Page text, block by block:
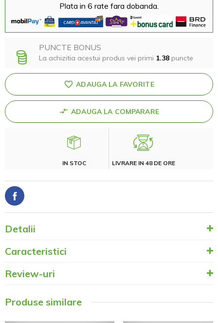
Plata in 6 rate fara dobanda.
PUNCTE BONUS
La achizitia acestui produs vei primi 1.38 puncte
ADAUGA LA FAVORITE
ADAUGA LA COMPARARE
IN STOC LIVRARE IN 48 DE ORE
Detalii
Caracteristici
Review-uri
Produse similare